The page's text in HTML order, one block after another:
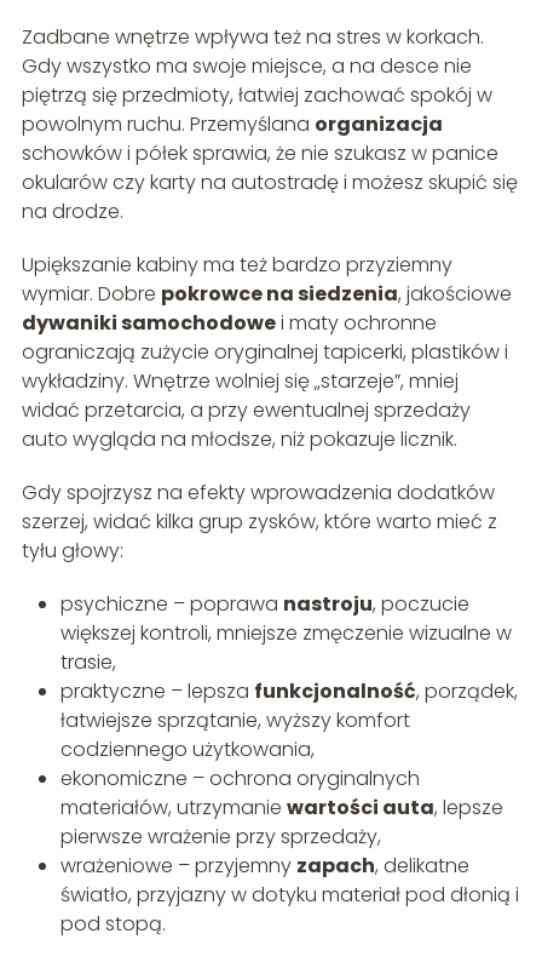
Zadbane wnętrze wpływa też na stres w korkach.
Gdy wszystko ma swoje miejsce, a na desce nie
piętrzą się przedmioty, łatwiej zachować spokój w
powolnym ruchu. Przemyślana organizacja
schowków i półek sprawia, że nie szukasz w panice
okularów czy karty na autostradę i możesz skupić się
na drodze.
Upiększanie kabiny ma też bardzo przyziemny
wymiar. Dobre pokrowce na siedzenia, jakościowe
dywaniki samochodowei maty ochronne
ograniczają zużycie oryginalnej tapicerki, plastików i
wykładziny. Wnętrze wolniej się „starzeje”, mniej
widać przetarcia, a przy ewentualnej sprzedaży
auto wygląda na młodsze, niż pokazuje licznik.
Gdy spojrzysz na efekty wprowadzenia dodatków
szerzej, widać kilka grup zysków, które warto mieć z
tyłu głowy:
psychiczne – poprawa nastroju, poczucie
większej kontroli, mniejsze zmęczenie wizualne w
trasie,
praktyczne – lepsza funkcjonalność, porządek,
łatwiejsze sprzątanie, wyższy komfort
codziennego użytkowania,
ekonomiczne – ochrona oryginalnych
materiałów, utrzymanie wartości auta, lepsze
pierwsze wrażenie przy sprzedaży,
wrażeniowe – przyjemny zapach, delikatne
światło, przyjazny w dotyku materiał pod dłonią i
pod stopą.